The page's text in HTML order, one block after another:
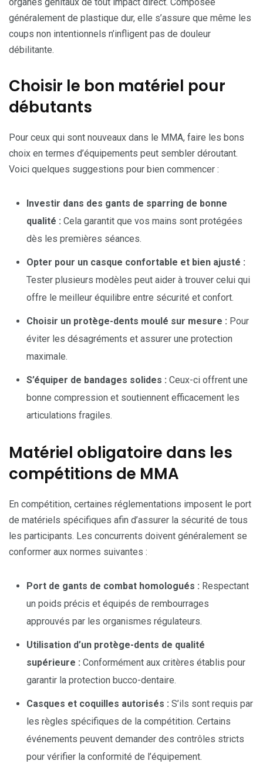
généralement de plastique dur, elle s’assure que même les
coups non intentionnels n’infligent pas de douleur
débilitante.
Choisir le bon matériel pour
débutants
Pour ceux qui sont nouveaux dans le MMA, faire les bons
choix en termes d’équipements peut sembler déroutant.
Voici quelques suggestions pour bien commencer :
Investir dans des gants de sparring de bonne
qualité : Cela garantit que vos mains sont protégées
dès les premières séances.
Opter pour un casque confortable et bien ajusté :
Tester plusieurs modèles peut aider à trouver celui qui
offre le meilleur équilibre entre sécurité et confort.
Choisir un protège-dents moulé sur mesure : Pour
éviter les désagréments et assurer une protection
maximale.
S’équiper de bandages solides : Ceux-ci offrent une
bonne compression et soutiennent efficacement les
articulations fragiles.
Matériel obligatoire dans les
compétitions de MMA
En compétition, certaines réglementations imposent le port
de matériels spécifiques afin d’assurer la sécurité de tous
les participants. Les concurrents doivent généralement se
conformer aux normes suivantes :
Port de gants de combat homologués : Respectant
un poids précis et équipés de rembourrages
approuvés par les organismes régulateurs.
Utilisation d’un protège-dents de qualité
supérieure : Conformément aux critères établis pour
garantir la protection bucco-dentaire.
Casques et coquilles autorisés : S’ils sont requis par
les règles spécifiques de la compétition. Certains
événements peuvent demander des contrôles stricts
pour vérifier la conformité de l’équipement.